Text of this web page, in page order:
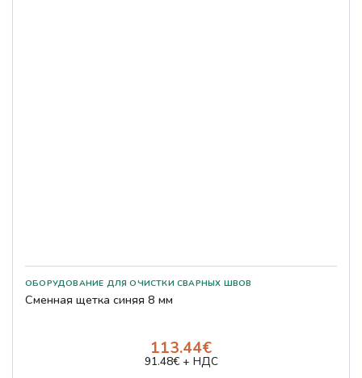
Сменная щетка синяя 8 мм
113.44€
91.48€ + НДС